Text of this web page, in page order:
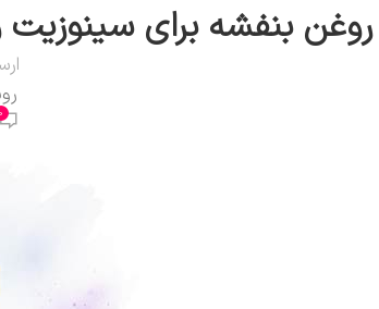
روغن بنفشه برای سینوزیت و
0